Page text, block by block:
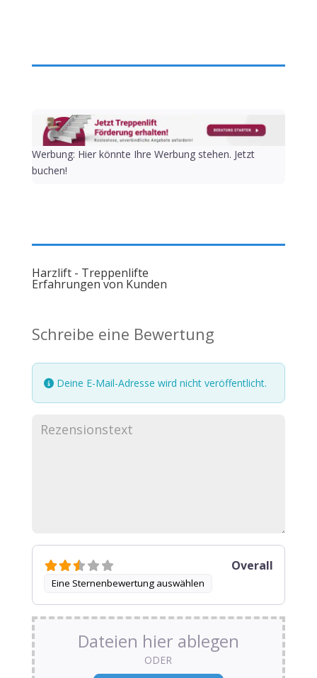
Werbung: Hier könnte Ihre Werbung stehen. Jetzt
buchen!
Harzlift - Treppenlifte
Erfahrungen von Kunden
Schreibe eine Bewertung
Deine E-Mail-Adresse wird nicht veröffentlicht.
Eine Sternenbewertung auswählen
Overall
Dateien hier ablegen
ODER